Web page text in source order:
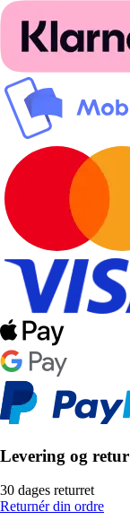
Levering og retur
30 dages returret
Returnér din ordre